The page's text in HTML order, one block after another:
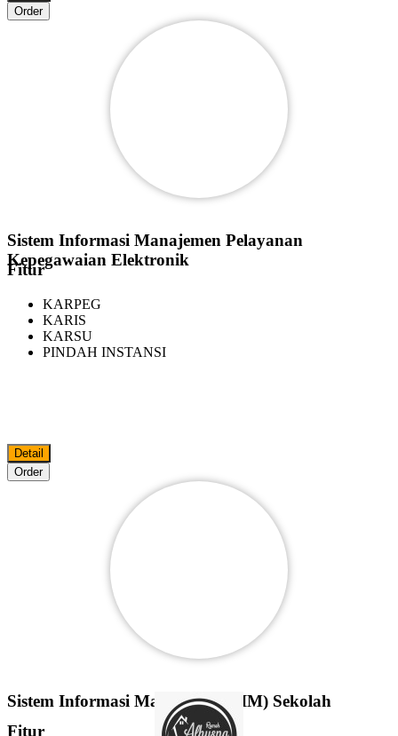
Bisa Import/Export Data Master Ke MS.Excel
Bisa Export Data File Ke PDF
Bisa Digunakan Beberapa Komputer Dalam Satu Jaringan
Order
Sistem Informasi Manajemen Pelayanan
Kepegawaian Elektronik
Fitur
KARPEG
KARIS
KARSU
PINDAH INSTANSI
Detail
Order
Sistem Informasi Manajemen (SIM) Sekolah
Fitur